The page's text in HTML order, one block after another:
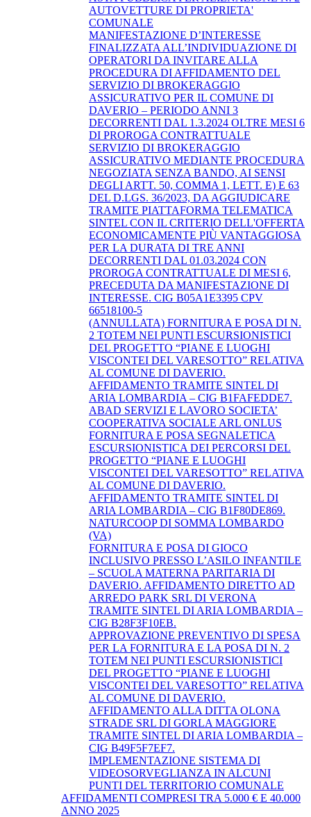
AUTOVETTURE DI PROPRIETA'
COMUNALE
MANIFESTAZIONE D’INTERESSE
FINALIZZATA ALL’INDIVIDUAZIONE DI
OPERATORI DA INVITARE ALLA
PROCEDURA DI AFFIDAMENTO DEL
SERVIZIO DI BROKERAGGIO
ASSICURATIVO PER IL COMUNE DI
DAVERIO – PERIODO ANNI 3
DECORRENTI DAL 1.3.2024 OLTRE MESI 6
DI PROROGA CONTRATTUALE
SERVIZIO DI BROKERAGGIO
ASSICURATIVO MEDIANTE PROCEDURA
NEGOZIATA SENZA BANDO, AI SENSI
DEGLI ARTT. 50, COMMA 1, LETT. E) E 63
DEL D.LGS. 36/2023, DA AGGIUDICARE
TRAMITE PIATTAFORMA TELEMATICA
SINTEL CON IL CRITERIO DELL'OFFERTA
ECONOMICAMENTE PIÙ VANTAGGIOSA
PER LA DURATA DI TRE ANNI
DECORRENTI DAL 01.03.2024 CON
PROROGA CONTRATTUALE DI MESI 6,
PRECEDUTA DA MANIFESTAZIONE DI
INTERESSE. CIG B05A1E3395 CPV
66518100-5
(ANNULLATA) FORNITURA E POSA DI N.
2 TOTEM NEI PUNTI ESCURSIONISTICI
DEL PROGETTO “PIANE E LUOGHI
VISCONTEI DEL VARESOTTO” RELATIVA
AL COMUNE DI DAVERIO.
AFFIDAMENTO TRAMITE SINTEL DI
ARIA LOMBARDIA – CIG B1FAFEDDE7.
ABAD SERVIZI E LAVORO SOCIETA’
COOPERATIVA SOCIALE ARL ONLUS
FORNITURA E POSA SEGNALETICA
ESCURSIONISTICA DEI PERCORSI DEL
PROGETTO “PIANE E LUOGHI
VISCONTEI DEL VARESOTTO” RELATIVA
AL COMUNE DI DAVERIO.
AFFIDAMENTO TRAMITE SINTEL DI
ARIA LOMBARDIA – CIG B1F80DE869.
NATURCOOP DI SOMMA LOMBARDO
(VA)
FORNITURA E POSA DI GIOCO
INCLUSIVO PRESSO L’ASILO INFANTILE
– SCUOLA MATERNA PARITARIA DI
DAVERIO. AFFIDAMENTO DIRETTO AD
ARREDO PARK SRL DI VERONA
TRAMITE SINTEL DI ARIA LOMBARDIA –
CIG B28F3F10EB.
APPROVAZIONE PREVENTIVO DI SPESA
PER LA FORNITURA E LA POSA DI N. 2
TOTEM NEI PUNTI ESCURSIONISTICI
DEL PROGETTO “PIANE E LUOGHI
VISCONTEI DEL VARESOTTO” RELATIVA
AL COMUNE DI DAVERIO.
AFFIDAMENTO ALLA DITTA OLONA
STRADE SRL DI GORLA MAGGIORE
TRAMITE SINTEL DI ARIA LOMBARDIA –
CIG B49F5F7EF7.
IMPLEMENTAZIONE SISTEMA DI
VIDEOSORVEGLIANZA IN ALCUNI
PUNTI DEL TERRITORIO COMUNALE
AFFIDAMENTI COMPRESI TRA 5.000 € E 40.000
ANNO 2025